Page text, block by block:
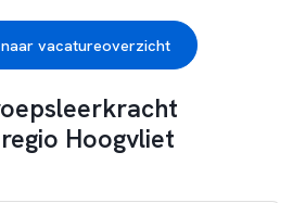
vacatureoverzicht
Hoogvliet